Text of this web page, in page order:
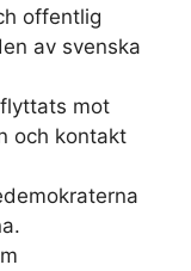
offentlig
av svenska
mot
och kontakt